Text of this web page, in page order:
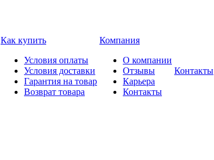
Как купить
Условия оплаты
Условия доставки
Гарантия на товар
Возврат товара
Компания
О компании
Отзывы
Карьера
Контакты
Контакты